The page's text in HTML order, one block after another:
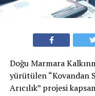
Doğu Marmara
yürütülen “Kovandan
Arıcılık” projesi